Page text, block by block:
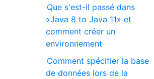
Que s'est-il passé dans
«Java 8 to Java 11» et
comment créer un
environnement
Comment spécifier la base
de données lors de la